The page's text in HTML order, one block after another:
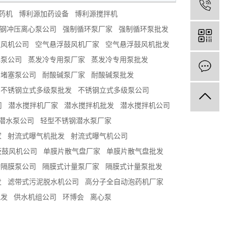
机 博利源加药设备
博利源搅拌机
冲压离心泵公司
强制循环泵厂家
强制循环泵批发
机公司
空气悬浮鼓风机厂家
空气悬浮鼓风机批发
公司
蒸发冷专用泵厂家
蒸发冷专用泵批发
塞泵公司
耐酸碱泵厂家
耐酸碱泵批发
不锈钢立式多级泵批发
不锈钢立式多级泵公司
潜水搅拌机厂家 潜水搅拌机批发
潜水搅拌机公司
水泵公司
轻型不锈钢潜水泵厂家
射流式曝气机批发
射流式曝气机公司
风机公司
单膜片散气盘厂家
单膜片散气盘批发
膜泵公司
隔膜式计量泵厂家
隔膜式计量泵批发
滤带式污泥脱水机公司
高分子全自动泡药机厂家
供水机组公司 环博会 离心泵